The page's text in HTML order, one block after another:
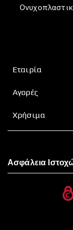
Εταιρία
Αγορές
Χρήσιμα
Ασφάλεια